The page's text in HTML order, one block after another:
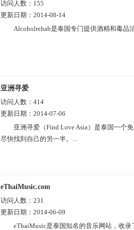
访问人数： 155
更新日期： 2014-08-14
Alcoholrehab是泰国专门提供酒精和毒品
亚洲寻爱
访问人数： 414
更新日期： 2014-07-06
亚洲寻爱（Find Love Asia）是泰国一个
尽快找到自己的另一半。...
eThaiMusic.com
访问人数： 231
更新日期： 2014-06-09
eThaiMusic是泰国知名的音乐网站，收